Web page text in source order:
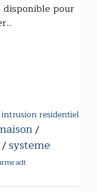
disponible pour
residentiel
/
/systeme
adt